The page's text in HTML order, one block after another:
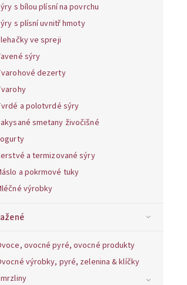
s bílou plísní na povrchu
s plísní uvnitř hmoty
ve spreji
sýry
dezerty
a polotvrdé sýry
smetany živočišné
a termizované sýry
a pokrmové tuky
výrobky
ovocné pyré, ovocné produkty
výrobky, pyré, zelenina & klíčky